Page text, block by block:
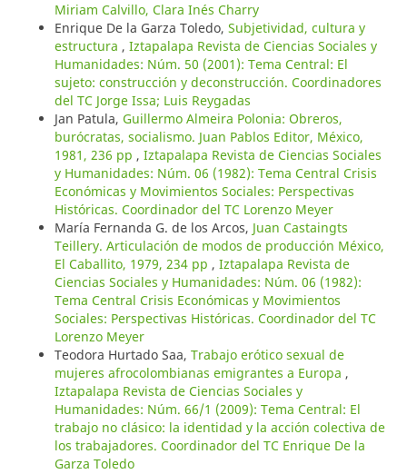
Miriam Calvillo, Clara Inés Charry
Enrique De la Garza Toledo, Subjetividad, cultura y
estructura , Iztapalapa Revista de Ciencias Sociales y
Humanidades: Núm. 50 (2001): Tema Central: El
sujeto: construcción y deconstrucción. Coordinadores
del TC Jorge Issa; Luis Reygadas
Jan Patula, Guillermo Almeira Polonia: Obreros,
burócratas, socialismo. Juan Pablos Editor, México,
1981, 236 pp , Iztapalapa Revista de Ciencias Sociales
y Humanidades: Núm. 06 (1982): Tema Central Crisis
Económicas y Movimientos Sociales: Perspectivas
Históricas. Coordinador del TC Lorenzo Meyer
María Fernanda G. de los Arcos, Juan Castaingts
Teillery. Articulación de modos de producción México,
El Caballito, 1979, 234 pp , Iztapalapa Revista de
Ciencias Sociales y Humanidades: Núm. 06 (1982):
Tema Central Crisis Económicas y Movimientos
Sociales: Perspectivas Históricas. Coordinador del TC
Lorenzo Meyer
Teodora Hurtado Saa, Trabajo erótico sexual de
mujeres afrocolombianas emigrantes a Europa ,
Iztapalapa Revista de Ciencias Sociales y
Humanidades: Núm. 66/1 (2009): Tema Central: El
trabajo no clásico: la identidad y la acción colectiva de
los trabajadores. Coordinador del TC Enrique De la
Garza Toledo